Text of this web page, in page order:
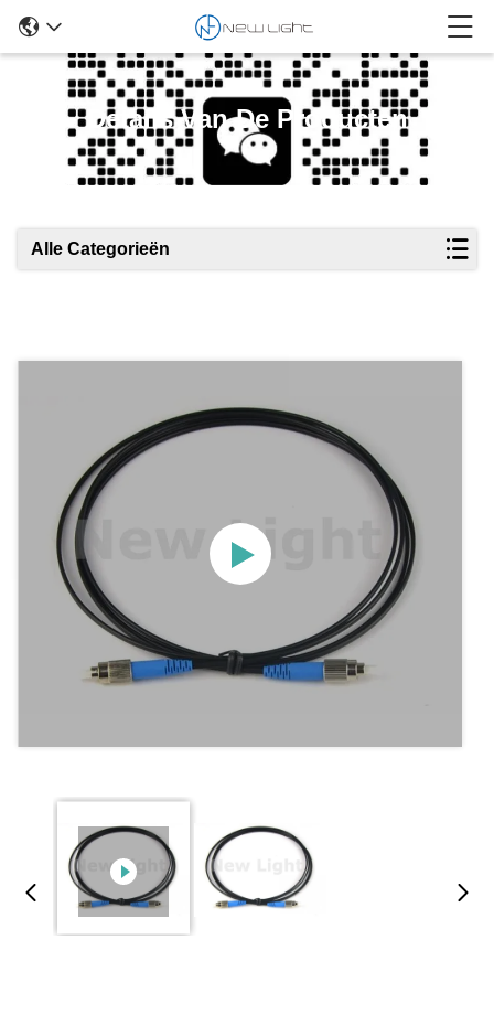
Details Van De Producten
Alle Categorieën